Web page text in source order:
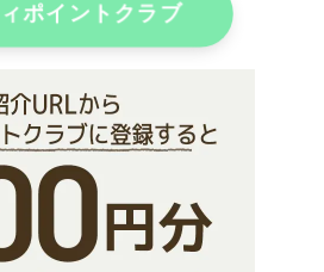
ポイントクラブ